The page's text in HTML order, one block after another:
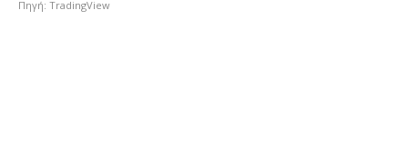
Πηγή: TradingView